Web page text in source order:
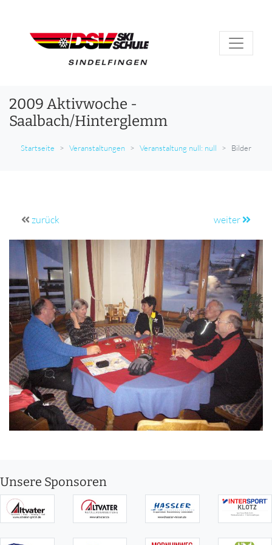
2009 Aktivwoche -
Saalbach/Hinterglemm
Startseite Veranstaltungen Veranstaltung null: null Bilder
zurück weiter
Unsere Sponsoren